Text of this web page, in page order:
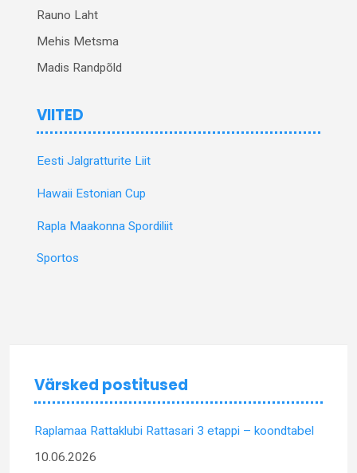
Rauno Laht
Mehis Metsma
Madis Randpõld
VIITED
Eesti Jalgratturite Liit
Hawaii Estonian Cup
Rapla Maakonna Spordiliit
Sportos
Värsked postitused
Raplamaa Rattaklubi Rattasari 3 etappi – koondtabel
10.06.2026